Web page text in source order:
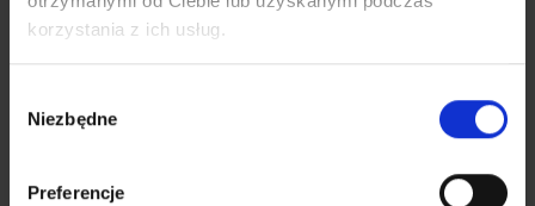
korzystania z ich usług.
zgody
Niezbędne
Preferencje
THERMOBIONIC SILVER+ SENIOR - Koszulka
125,00zł 100,00